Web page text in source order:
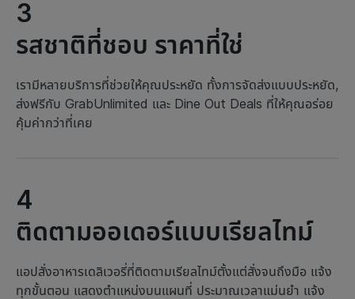
3
รสชาติที่ชอบ ราคาที่ใช่
เรามีหลายบริการที่ช่วยให้คุณประหยัด ทั้งการจัดส่งแบบประหยัด,
ส่งฟรีกับ GrabUnlimited และ Dine Out Deals ที่ให้คุณอร่อย
คุ้มค่ากว่าที่เคย
4
ติดตามออเดอร์แบบเรียลไทม์
แอปสั่งอาหารเดลิเวอรี่ที่ติดตามเรียลไทม์ตั้งแต่สั่งจนถึงมือ แจ้ง
ทุกขั้นตอน แสดงตำแหน่งบนแผนที่ ประมาณเวลาแม่นยำ แจ้ง